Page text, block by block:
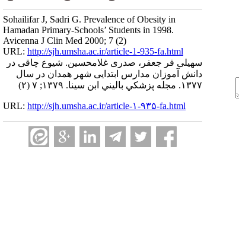
Sohailifar J, Sadri G. Prevalence of Obesity in
Hamadan Primary-Schools’ Students in 1998.
Avicenna J Clin Med 2000; 7 (2)
URL: http://sjh.umsha.ac.ir/article-1-935-fa.html
سهیلی فر جعفر، صدری غلامحسین. شیوع چاقی در
دانش آموزان مدارس ابتدایی شهر همدان در سال
۱۳۷۷. مجله پزشكي باليني ابن سينا. ۱۳۷۹; ۷ (۲)
URL: http://sjh.umsha.ac.ir/article-۱-۹۳۵-fa.html